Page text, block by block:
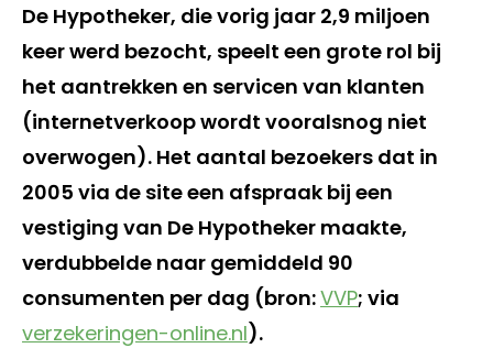
De Hypotheker, die vorig jaar 2,9 miljoen
keer werd bezocht, speelt een grote rol bij
het aantrekken en servicen van klanten
(internetverkoop wordt vooralsnog niet
overwogen). Het aantal bezoekers dat in
2005 via de site een afspraak bij een
vestiging van De Hypotheker maakte,
verdubbelde naar gemiddeld 90
consumenten per dag (bron:VVP; via
verzekeringen-online.nl).